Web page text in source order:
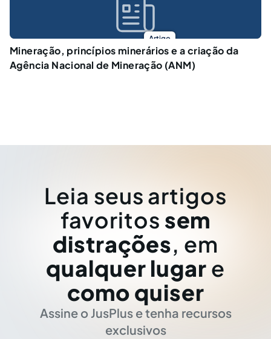
Artigo
Mineração, princípios minerários e a criação da
Agência Nacional de Mineração (ANM)
Leia seus artigos
favoritos sem
distrações, em
qualquer lugar e
como quiser
Assine o JusPlus e tenha recursos
exclusivos